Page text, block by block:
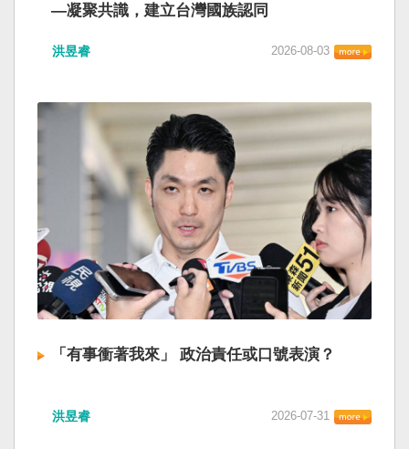
—凝聚共識，建立台灣國族認同
洪昱睿 2026-08-03
「有事衝著我來」 政治責任或口號表演？
洪昱睿 2026-07-31